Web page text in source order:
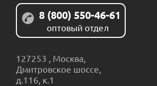
8 (800) 550-46-61
оптовый отдел
127253 Москва
Дмитровское шоссе,
д.116, к.1